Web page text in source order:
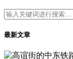
最新文章